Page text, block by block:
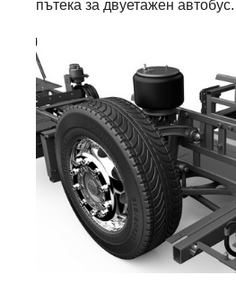
пътека за двуетажен автобус.